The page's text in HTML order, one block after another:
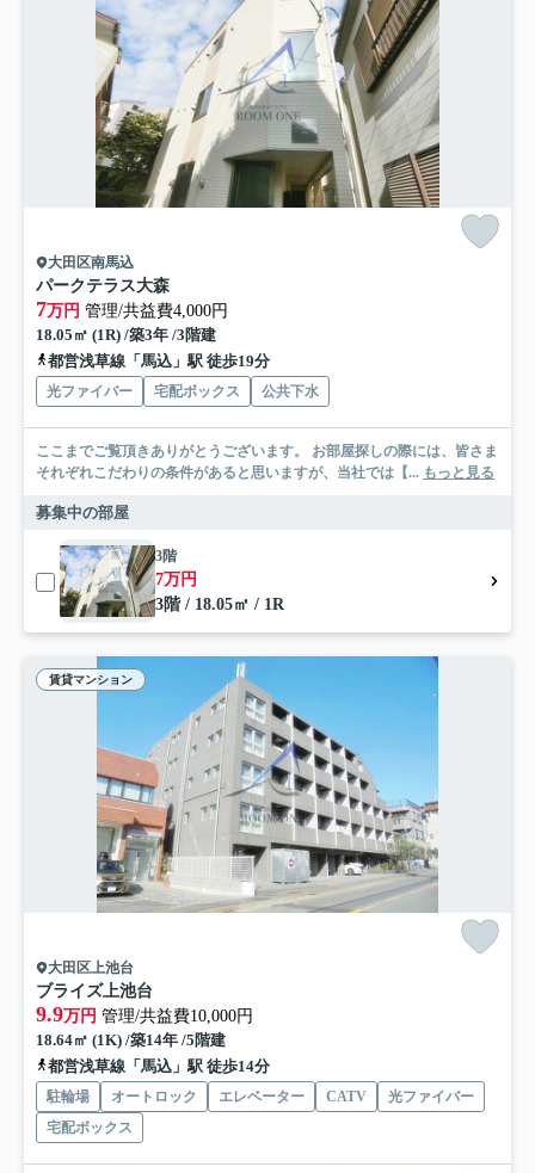
大田区南馬込
パークテラス大森
7万円 管理/共益費4,000円
18.05㎡ (1R) /築3年 /3階建
都営浅草線「馬込」駅 徒歩19分
光ファイバー 宅配ボックス 公共下水
ここまでご覧頂きありがとうございます。 お部屋探しの際には、皆さま
それぞれこだわりの条件があると思いますが、当社では【... もっと見る
募集中の部屋
3階
7万円
3階 / 18.05㎡ / 1R
賃貸マンション
大田区上池台
ブライズ上池台
9.9万円 管理/共益費10,000円
18.64㎡ (1K) /築14年 /5階建
都営浅草線「馬込」駅 徒歩14分
駐輪場 オートロック エレベーター CATV
光ファイバー
宅配ボックス